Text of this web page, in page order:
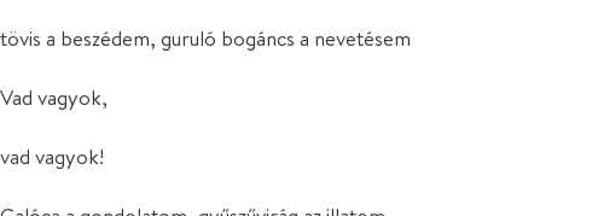
tövis a beszédem, guruló bogáncs a nevetésem
Vad vagyok,
vad vagyok!